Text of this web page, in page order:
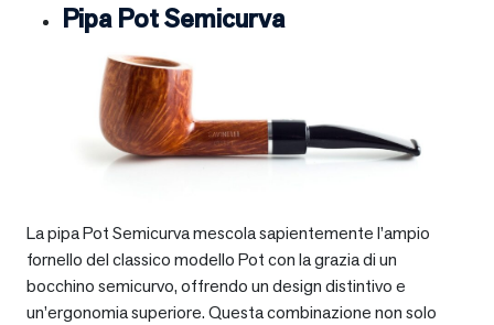
Pipa Pot Semicurva
La pipa Pot Semicurva mescola sapientemente l’ampio
fornello del classico modello Pot con la grazia di un
bocchino semicurvo, offrendo un design distintivo e
un’ergonomia superiore. Questa combinazione non solo